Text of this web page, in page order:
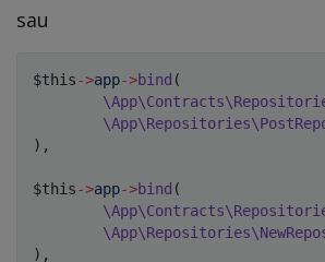
sau
$this->app->bind (
\App\Contracts\
\App\Repositories\
) ,
$this->app->bind (
\App\Contracts\
\App\Repositories\
) ,